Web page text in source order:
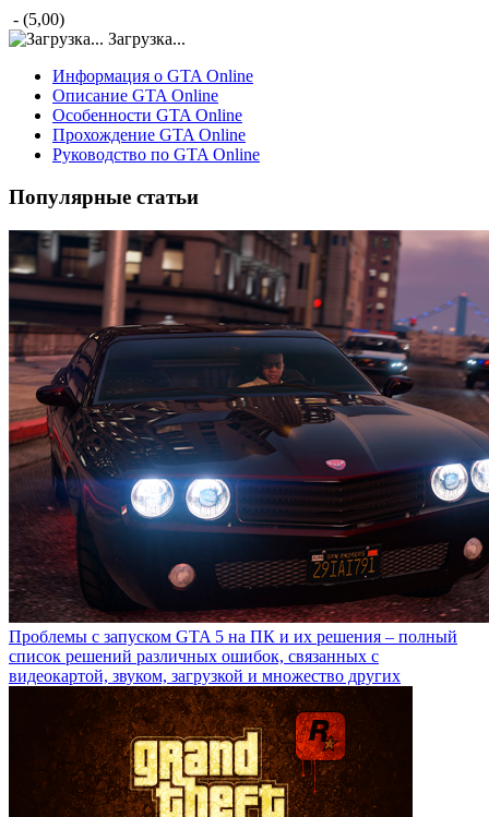
- (5,00)
Загрузка...
Информация о GTA Online
Описание GTA Online
Особенности GTA Online
Прохождение GTA Online
Руководство по GTA Online
Популярные статьи
Проблемы с запуском GTA 5 на ПК и их решения – полный
список решений различных ошибок, связанных с
видеокартой, звуком, загрузкой и множество других